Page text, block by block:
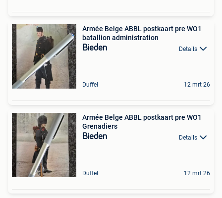
Armée Belge ABBL postkaart pre WO1
batallion administration
Bieden Details
Duffel 12 mrt 26
Armée Belge ABBL postkaart pre WO1
Grenadiers
Bieden Details
Duffel 12 mrt 26